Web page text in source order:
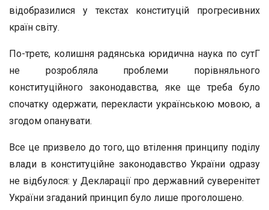
відобразилися у текстах конституцій прогресивних
країн світу.
По-третє, колишня радянська юридична наука по сутГ
не розробляла проблеми порівняльного
конституційного законодавства, яке ще треба було
спочатку одержати, перекласти українською мовою, а
згодом опанувати.
Все це призвело до того, що втілення принципу поділу
влади в конституційне законодавство України одразу
не відбулося: у Декларації про державний суверенітет
України згаданий принцип було лише проголошено.